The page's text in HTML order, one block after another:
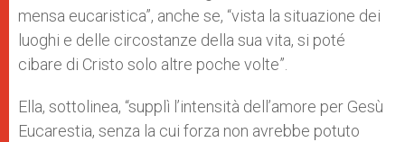
mensa eucaristica”, anche se, “vista la situazione dei
luoghi e delle circostanze della sua vita, si poté
cibare di Cristo solo altre poche volte”.
Ella, sottolinea, “supplì l’intensità dell’amore per Gesù
Eucarestia, senza la cui forza non avrebbe potuto